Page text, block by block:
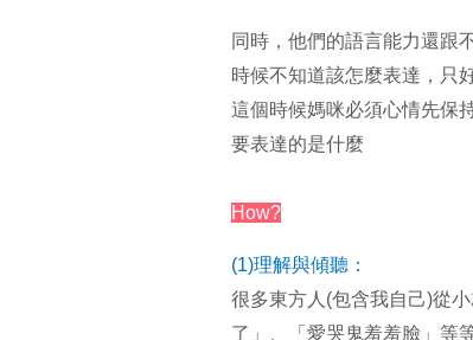
同時，他們的語言能力還跟
時候不知道該怎麼表達，只
這個時候媽咪必須心情先保
要表達的是什麼
How?
(1)理解與傾聽：
很多東方人(包含我自己)從
了」、「愛哭鬼羞羞臉」等